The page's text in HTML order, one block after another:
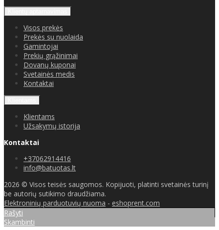
Visos prekės
Prekės su nuolaida
Gamintojai
Prekių grąžinimai
Dovanų kuponai
Svetainės medis
Kontaktai
Klientams
Užsakymų istorija
Kontaktai
+37062914416
info@batuotas.lt
2026 © Visos teisės saugomos. Kopijuoti, platinti svetainės turinį
be autorių sutikimo draudžiama.
Elektroninių parduotuvių nuoma - eshoprent.com
Rašyti
Skambinti